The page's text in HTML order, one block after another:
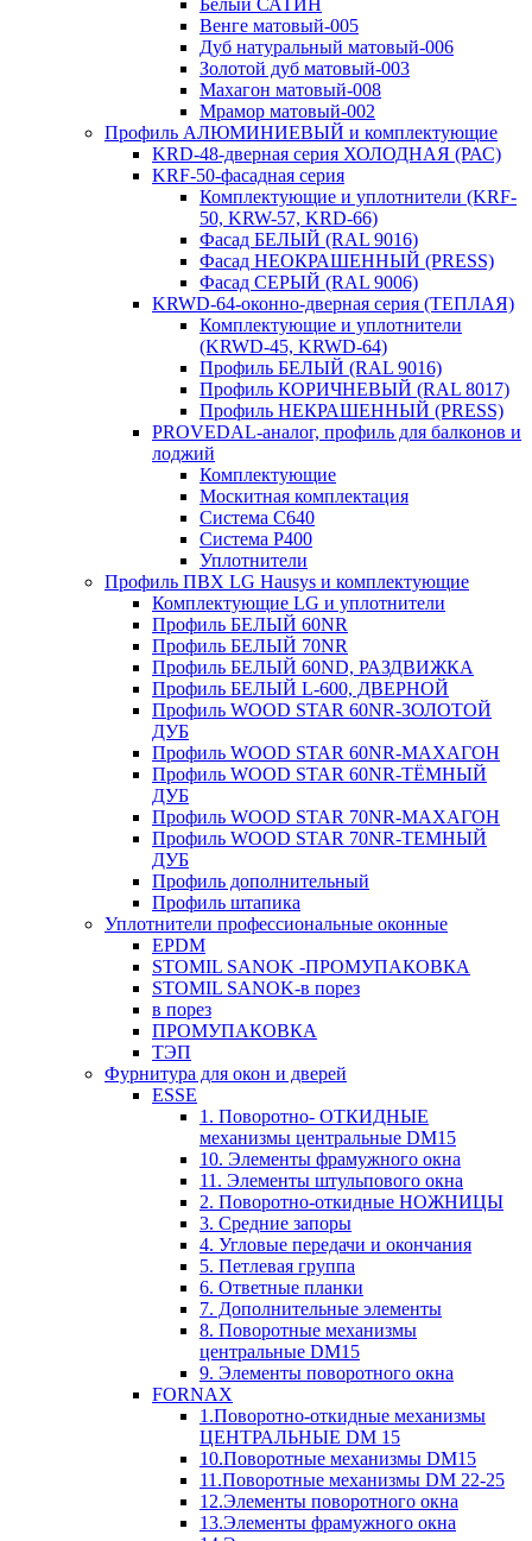
Венге матовый-005
Дуб натуральный матовый-006
Золотой дуб матовый-003
Махагон матовый-008
Мрамор матовый-002
Профиль АЛЮМИНИЕВЫЙ и комплектующие
KRD-48-дверная серия ХОЛОДНАЯ (РАС)
KRF-50-фасадная серия
Комплектующие и уплотнители (KRF-
50, KRW-57, KRD-66)
Фасад БЕЛЫЙ (RAL 9016)
Фасад НЕОКРАШЕННЫЙ (PRESS)
Фасад СЕРЫЙ (RAL 9006)
KRWD-64-оконно-дверная серия (ТЕПЛАЯ)
Комплектующие и уплотнители
(KRWD-45, KRWD-64)
Профиль БЕЛЫЙ (RAL 9016)
Профиль КОРИЧНЕВЫЙ (RAL 8017)
Профиль НЕКРАШЕННЫЙ (PRESS)
PROVEDAL-аналог, профиль для балконов и
лоджий
Комплектующие
Москитная комплектация
Система C640
Система P400
Уплотнители
Профиль ПВХ LG Hausys и комплектующие
Комплектующие LG и уплотнители
Профиль БЕЛЫЙ 60NR
Профиль БЕЛЫЙ 70NR
Профиль БЕЛЫЙ 60ND, РАЗДВИЖКА
Профиль БЕЛЫЙ L-600, ДВЕРНОЙ
Профиль WOOD STAR 60NR-ЗОЛОТОЙ
ДУБ
Профиль WOOD STAR 60NR-МАХАГОН
Профиль WOOD STAR 60NR-ТЁМНЫЙ
ДУБ
Профиль WOOD STAR 70NR-МАХАГОН
Профиль WOOD STAR 70NR-ТЕМНЫЙ
ДУБ
Профиль дополнительный
Профиль штапика
Уплотнители профессиональные оконные
EPDM
STOMIL SANOK -ПРОМУПАКОВКА
STOMIL SANOK-в порез
в порез
ПРОМУПАКОВКА
ТЭП
Фурнитура для окон и дверей
ESSE
1. Поворотно- ОТКИДНЫЕ
механизмы центральные DM15
10. Элементы фрамужного окна
11. Элементы штульпового окна
2. Поворотно-откидные НОЖНИЦЫ
3. Средние запоры
4. Угловые передачи и окончания
5. Петлевая группа
6. Ответные планки
7. Дополнительные элементы
8. Поворотные механизмы
центральные DM15
9. Элементы поворотного окна
FORNAX
1.Поворотно-откидные механизмы
ЦЕНТРАЛЬНЫЕ DM 15
10.Поворотные механизмы DM15
11.Поворотные механизмы DM 22-25
12.Элементы поворотного окна
13.Элементы фрамужного окна